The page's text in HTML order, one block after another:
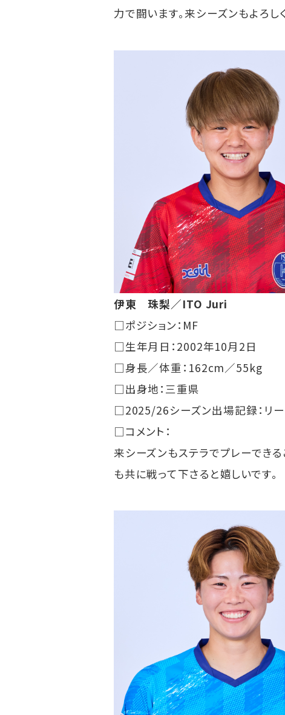
力で闘います。来シーズンもよろし
伊東 珠梨／ITO Juri
□ポジション：MF
□生年月日：2002年10月2日
□身長／体重：162cm／55kg
□出身地：三重県
□2025/26シーズン出場記録：リ
□コメント：
来シーズンもステラでプレーでき
も共に戦って下さると嬉しいです。